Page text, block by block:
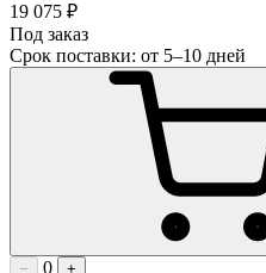
19 075 ₽
Под заказ
Срок поставки: от 5–10 дней
−
0 +